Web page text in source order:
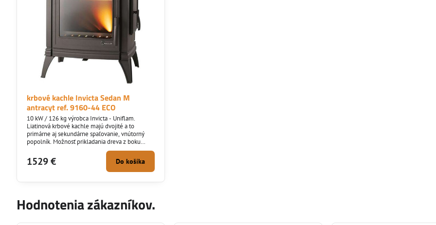
krbové kachle Invicta Sedan M
antracyt ref. 9160-44 ECO
10 kW / 126 kg výrobca Invicta - Uniflam.
Liatinová krbové kachle majú dvojité a to
primárne aj sekundárne spaľovanie, vnútorný
popolník. Možnosť prikladania dreva z boku
alebo spredu o dĺžke maximálne 42 cm.
Výrobok spĺňa ECO Design normu platnú od
1.1.2022
1529 € Do košíka
Hodnotenia zákazníkov.